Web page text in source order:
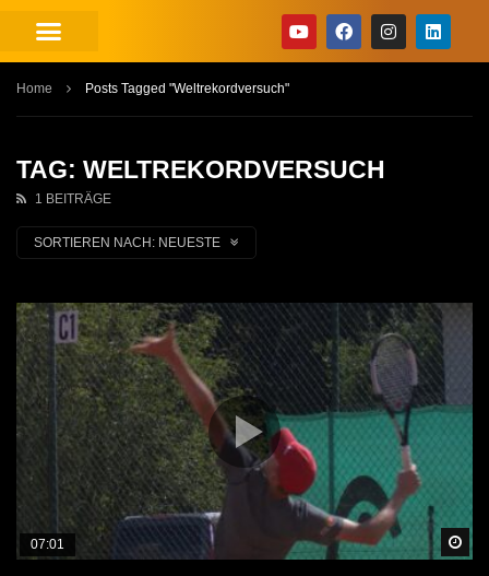
Home Posts Tagged "Weltrekordversuch"
TAG: WELTREKORDVERSUCH
1 BEITRÄGE
SORTIEREN NACH: NEUESTE
07:01